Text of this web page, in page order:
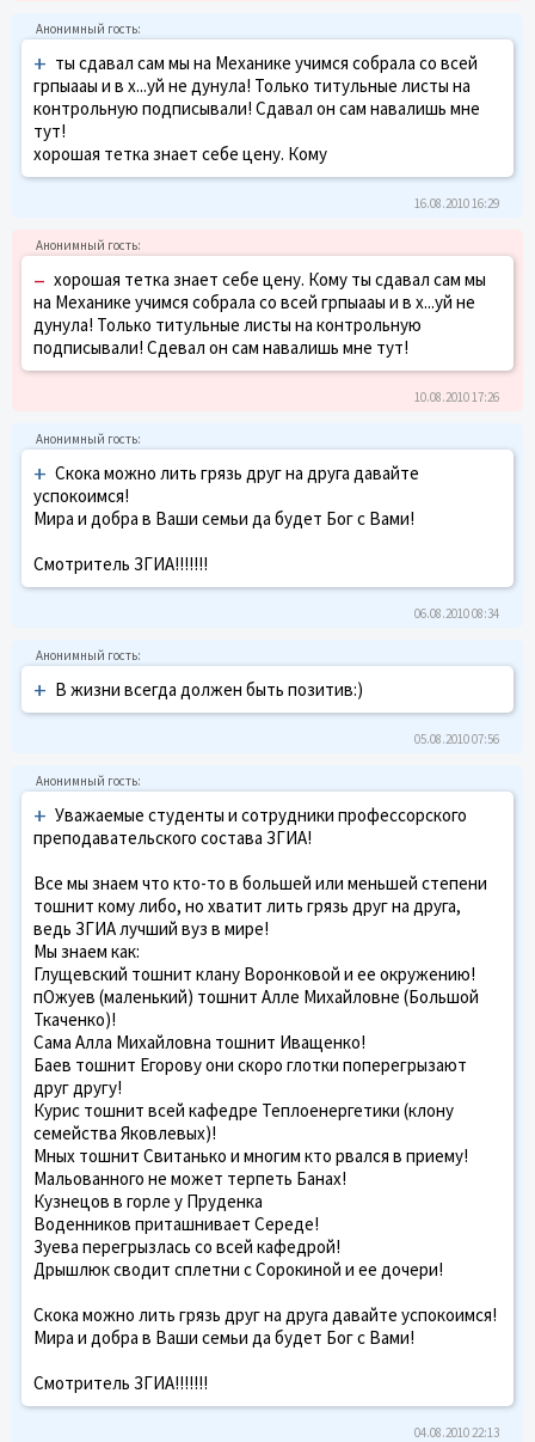
+ ты сдавал сам мы на Механике учимся собрала со всей
грпыааы и в х...уй не дунула! Только титульные листы на
контрольную подписывали! Сдaвал он сам навалишь мне
тут!
хорошая тетка знает себе цену. Кому
16.08.2010 16:29
– хорошая тетка знает себе цену. Кому ты сдавал сам мы
на Механике учимся собрала со всей грпыааы и в х...уй не
дунула! Только титульные листы на контрольную
подписывали! Сдевал он сам навалишь мне тут!
10.08.2010 17:26
+ Скока можно лить грязь друг на друга давайте
успокоимся!
Мира и добра в Ваши семьи да будет Бог с Вами!
Смотритель ЗГИА!!!!!!!
06.08.2010 08:34
+ В жизни всегда должен быть позитив:)
05.08.2010 07:56
+ Уважаемые студенты и сотрудники профессорского
преподавательского состава ЗГИА!
Все мы знаем что кто-то в большей или меньшей степени
тошнит кому либо, но хватит лить грязь друг на друга,
ведь ЗГИА лучший вуз в мире!
Мы знаем как:
Глущевский тошнит клану Воронковой и ее окружению!
пОжуев (маленький) тошнит Алле Михайловне (Большой
Ткаченко)!
Сама Алла Михайловна тошнит Иващенко!
Баев тошнит Егорову они скоро глотки поперегрызают
друг другу!
Курис тошнит всей кафедре Теплоенергетики (клону
семейства Яковлевых)!
Мных тошнит Свитанько и многим кто рвался в приему!
Мальованного не может терпеть Банах!
Кузнецов в горле у Пруденка
Воденников приташнивает Середе!
Зуева перегрызлась со всей кафедрой!
Дрышлюк сводит сплетни с Сорокиной и ее дочери!
Скока можно лить грязь друг на друга давайте успокоимся!
Мира и добра в Ваши семьи да будет Бог с Вами!
Смотритель ЗГИА!!!!!!!
04.08.2010 22:13